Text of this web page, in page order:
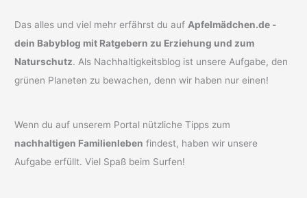
Das alles und viel mehr erfährst du auf Apfelmädchen.de -
dein Babyblog mit Ratgebern zu Erziehung und zum
Naturschutz. Als Nachhaltigkeitsblog ist unsere Aufgabe, den
grünen Planeten zu bewachen, denn wir haben nur einen!
Wenn du auf unserem Portal nützliche Tipps zum
nachhaltigen Familienleben findest, haben wir unsere
Aufgabe erfüllt. Viel Spaß beim Surfen!